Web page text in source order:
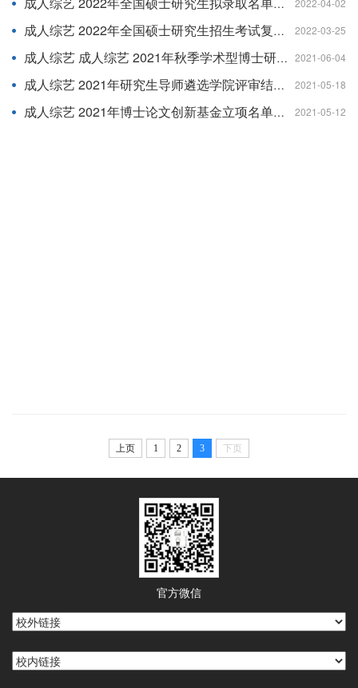
成人综艺 2022年全国硕士研究生招生考试复试工作方案 2022-03-25
成人综艺 成人综艺 2021年秋季学术型博士研究生复试工作方案 2021-06-04
成人综艺 2021年研究生导师遴选学院评审结果公示 2021-05-18
成人综艺 2021年博士论文创新基金立项名单公示 2021-05-12
上页 1 2 3 下页
官方微信